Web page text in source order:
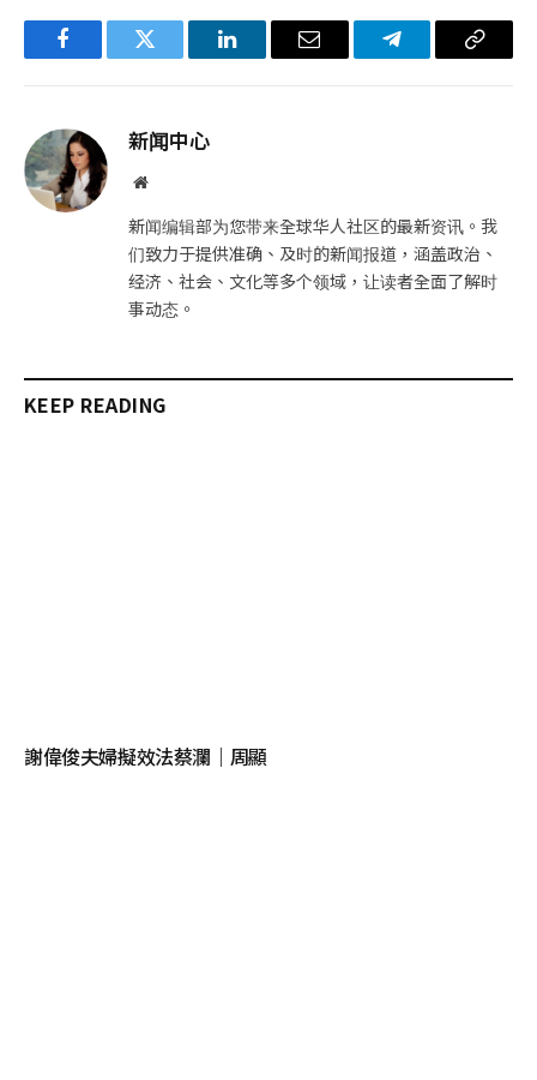
FacebookTwitter LinkedIn电
Telegram复
新闻中心
网
新闻编辑部为您带来全球华人社区的最新资讯。我
们致力于提供准确、及时的新闻报道，涵盖政治、
经济、社会、文化等多个领域，让读者全面了解时
事动态。
KEEP READING
謝偉俊夫婦擬效法蔡瀾｜周顯